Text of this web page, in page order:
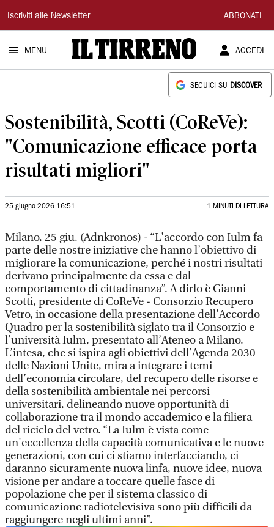
Il
Tirreno
Iscriviti alle Newsletter ABBONATI
MENU ACCEDI
SEGUICI SU DISCOVER
Sostenibilità, Scotti (CoReVe):
"Comunicazione efficace porta
risultati migliori"
25 giugno 2026 16:51 1 MINUTI DI LETTURA
Milano, 25 giu. (Adnkronos) - “L'accordo con Iulm fa
parte delle nostre iniziative che hanno l’obiettivo di
migliorare la comunicazione, perché i nostri risultati
derivano principalmente da essa e dal
comportamento di cittadinanza”. A dirlo è Gianni
Scotti, presidente di CoReVe - Consorzio Recupero
Vetro, in occasione della presentazione dell’Accordo
Quadro per la sostenibilità siglato tra il Consorzio e
l’università Iulm, presentato all’Ateneo a Milano.
L’intesa, che si ispira agli obiettivi dell’Agenda 2030
delle Nazioni Unite, mira a integrare i temi
dell’economia circolare, del recupero delle risorse e
della sostenibilità ambientale nei percorsi
universitari, delineando nuove opportunità di
collaborazione tra il mondo accademico e la filiera
del riciclo del vetro. “La Iulm è vista come
un'eccellenza della capacità comunicativa e le nuove
generazioni, con cui ci stiamo interfacciando, ci
daranno sicuramente nuova linfa, nuove idee, nuova
visione per andare a toccare quelle fasce di
popolazione che per il sistema classico di
comunicazione radiotelevisiva sono più difficili da
raggiungere negli ultimi anni”.